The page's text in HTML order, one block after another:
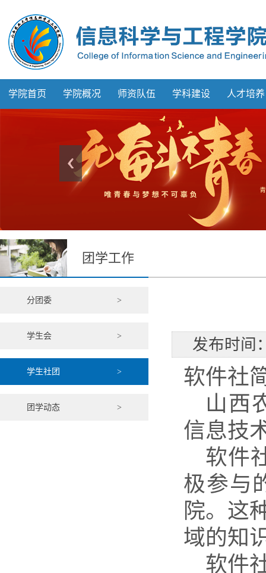
学院首页 学院概况 师资队伍 学科建设 人才培养
团学工作
分团委 >
学生会 >
学生社团 >
团学动态 >
发布时
软件社
山西
信息技
软件
极参与
院。这
域的知
软件